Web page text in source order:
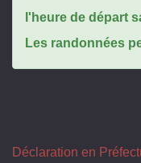
l'heure de départ
Les randonnées
Déclaration en